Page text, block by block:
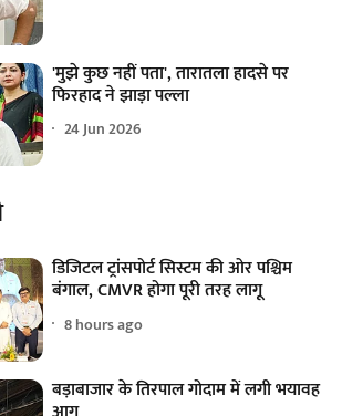
'मुझे कुछ नहीं पता', तारातला हादसे पर
फिरहाद ने झाड़ा पल्ला
24 Jun 2026
डिजिटल ट्रांसपोर्ट सिस्टम की ओर पश्चिम
बंगाल, CMVR होगा पूरी तरह लागू
8 hours ago
बड़ाबाजार के तिरपाल गोदाम में लगी भयावह